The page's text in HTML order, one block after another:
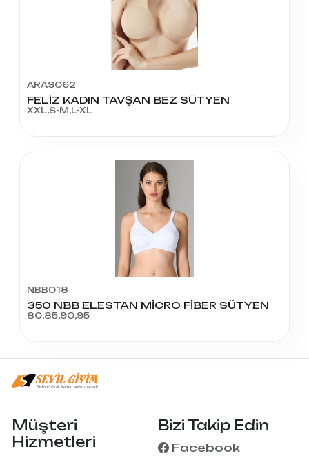
ARAS062
FELİZ KADIN TAVŞAN BEZ SÜTYEN
XXL,S-M,L-XL
NBB018
350 NBB ELESTAN MİCRO FİBER SÜTYEN
80,85,90,95
Müşteri
Hizmetleri
Bizi Takip Edin
Facebook